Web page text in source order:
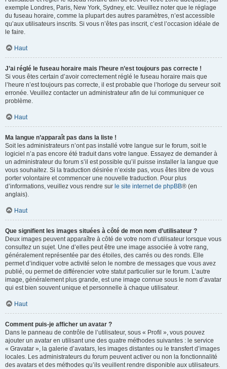
exemple Londres, Paris, New York, Sydney, etc. Veuillez noter que le réglage
du fuseau horaire, comme la plupart des autres paramètres, n’est accessible
qu’aux utilisateurs inscrits. Si vous n’êtes pas inscrit, c’est l’occasion idéale de
le faire.
Haut
J’ai réglé le fuseau horaire mais l’heure n’est toujours pas correcte !
Si vous êtes certain d’avoir correctement réglé le fuseau horaire mais que
l’heure n’est toujours pas correcte, il est probable que l’horloge du serveur soit
erronée. Veuillez contacter un administrateur afin de lui communiquer ce
problème.
Haut
Ma langue n’apparaît pas dans la liste !
Soit les administrateurs n’ont pas installé votre langue sur le forum, soit le
logiciel n’a pas encore été traduit dans votre langue. Essayez de demander à
un administrateur du forum s’il est possible qu’il puisse installer la langue que
vous souhaitez. Si la traduction désirée n’existe pas, vous êtes libre de vous
porter volontaire et commencer une nouvelle traduction. Pour plus
d’informations, veuillez vous rendre sur le site internet de phpBB® (en
anglais).
Haut
Que signifient les images situées à côté de mon nom d’utilisateur ?
Deux images peuvent apparaître à côté de votre nom d’utilisateur lorsque vous
consultez un sujet. Une d’elles peut être une image associée à votre rang,
généralement représentée par des étoiles, des carrés ou des ronds. Elle
permet d’indiquer votre activité selon le nombre de messages que vous avez
publié, ou permet de différencier votre statut particulier sur le forum. L’autre
image, généralement plus grande, est une image connue sous le nom d’avatar
qui est bien souvent unique et personnelle à chaque utilisateur.
Haut
Comment puis-je afficher un avatar ?
Dans le panneau de contrôle de l’utilisateur, sous « Profil », vous pouvez
ajouter un avatar en utilisant une des quatre méthodes suivantes : le service
« Gravatar », la galerie d’avatars, les images distantes ou le transfert d’images
locales. Les administrateurs du forum peuvent activer ou non la fonctionnalité
des avatars et des méthodes qu’ils veuillent rendre disponible aux utilisateurs.